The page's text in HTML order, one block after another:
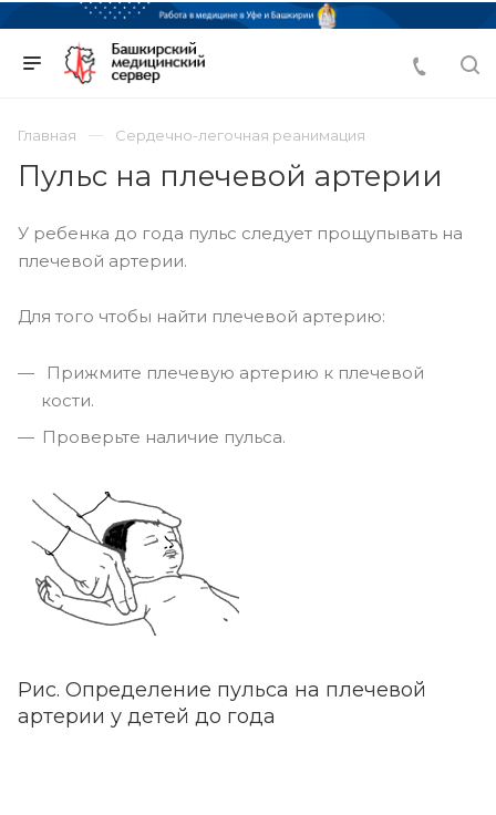
Главная Сердечно-легочная реанимация
Пульс на плечевой артерии
У ребенка до года пульс следует прощупывать на
плечевой артерии.
Для того чтобы найти плечевой артерию:
Прижмите плечевую артерию к плечевой
кости.
Проверьте наличие пульса.
Рис. Определение пульса на плечевой
артерии у детей до года